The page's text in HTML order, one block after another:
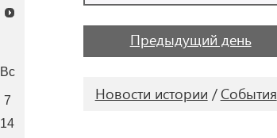
Вс
7
14
Предыдущий день
Новости истории События